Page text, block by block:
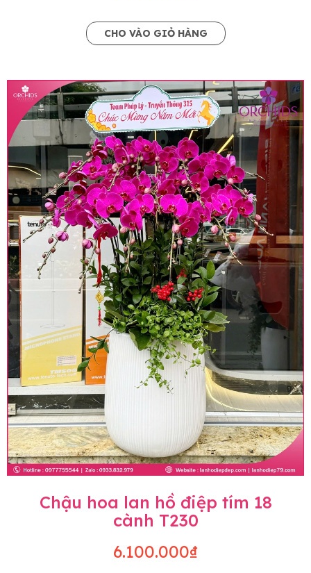
CHO VÀO GIỎ HÀNG
Chậu hoa lan hồ điệp tím 18
cành T230
6.100.000₫